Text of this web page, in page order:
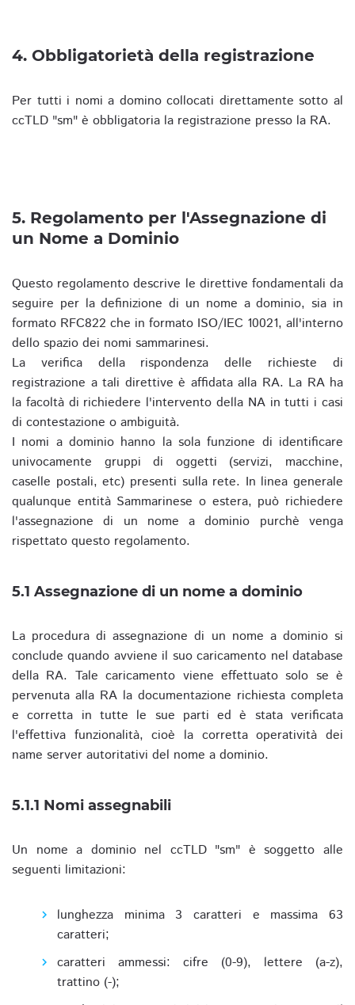
4. Obbligatorietà della registrazione
Per tutti i nomi a domino collocati direttamente sotto al
ccTLD "sm" è obbligatoria la registrazione presso la RA.
5. Regolamento per l'Assegnazione di
un Nome a Dominio
Questo regolamento descrive le direttive fondamentali da
seguire per la definizione di un nome a dominio, sia in
formato RFC822 che in formato ISO/IEC 10021, all'interno
dello spazio dei nomi sammarinesi.
La verifica della rispondenza delle richieste di
registrazione a tali direttive è affidata alla RA. La RA ha
la facoltà di richiedere l'intervento della NA in tutti i casi
di contestazione o ambiguità.
I nomi a dominio hanno la sola funzione di identificare
univocamente gruppi di oggetti (servizi, macchine,
caselle postali, etc) presenti sulla rete. In linea generale
qualunque entità Sammarinese o estera, può richiedere
l'assegnazione di un nome a dominio purchè venga
rispettato questo regolamento.
5.1 Assegnazione di un nome a dominio
La procedura di assegnazione di un nome a dominio si
conclude quando avviene il suo caricamento nel database
della RA. Tale caricamento viene effettuato solo se è
pervenuta alla RA la documentazione richiesta completa
e corretta in tutte le sue parti ed è stata verificata
l'effettiva funzionalità, cioè la corretta operatività dei
name server autoritativi del nome a dominio.
5.1.1 Nomi assegnabili
Un nome a dominio nel ccTLD "sm" è soggetto alle
seguenti limitazioni:
lunghezza minima 3 caratteri e massima 63
caratteri;
caratteri ammessi: cifre (0-9), lettere (a-z),
trattino (-);